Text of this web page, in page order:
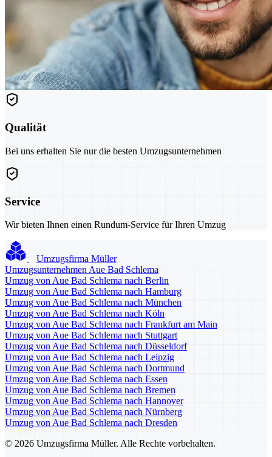
Qualität
Bei uns erhalten Sie nur die besten Umzugsunternehmen
Service
Wir bieten Ihnen einen Rundum-Service für Ihren Umzug
Umzugsfirma Müller
Umzugsunternehmen Aue Bad Schlema
Umzug von Aue Bad Schlema nach Berlin
Umzug von Aue Bad Schlema nach Hamburg
Umzug von Aue Bad Schlema nach München
Umzug von Aue Bad Schlema nach Köln
Umzug von Aue Bad Schlema nach Frankfurt am Main
Umzug von Aue Bad Schlema nach Stuttgart
Umzug von Aue Bad Schlema nach Düsseldorf
Umzug von Aue Bad Schlema nach Leipzig
Umzug von Aue Bad Schlema nach Dortmund
Umzug von Aue Bad Schlema nach Essen
Umzug von Aue Bad Schlema nach Bremen
Umzug von Aue Bad Schlema nach Hannover
Umzug von Aue Bad Schlema nach Nürnberg
Umzug von Aue Bad Schlema nach Dresden
© 2026 Umzugsfirma Müller. Alle Rechte vorbehalten.